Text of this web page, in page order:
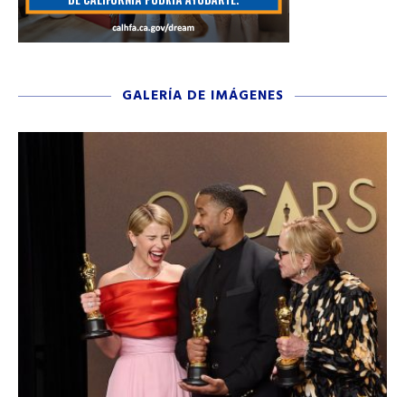
GALERÍA DE IMÁGENES